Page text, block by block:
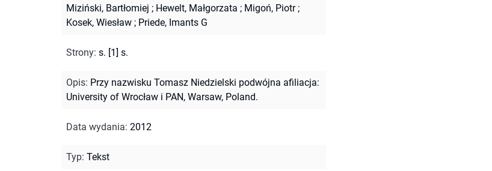
Miziński, Bartłomiej ; Hewelt, Małgorzata ; Migoń, Piotr;
Kosek, Wiesław ; Priede, Imants G
Strony: s. [1] s.
Opis: Przy nazwisku Tomasz Niedzielski podwójna afiliacja:
University of Wrocław i PAN, Warsaw, Poland.
Data wydania: 2012
Typ: Tekst